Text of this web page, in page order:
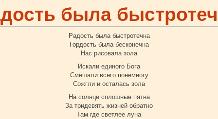
была
Радость была быстротечна
Гордость была бесконечна
Нас рисовала зола
Искали единого Бога
Смешали всего понемногу
Сожгли и осталась зола
На солнце сплошные пятна
За тридевять жизней обратно
Там где светлее луна